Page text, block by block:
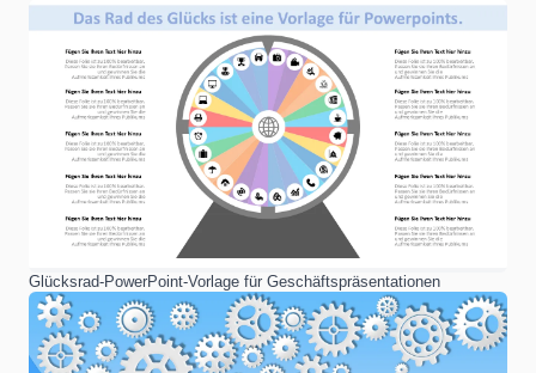
Glücksrad-PowerPoint-Vorlage für Geschäftspräsentationen